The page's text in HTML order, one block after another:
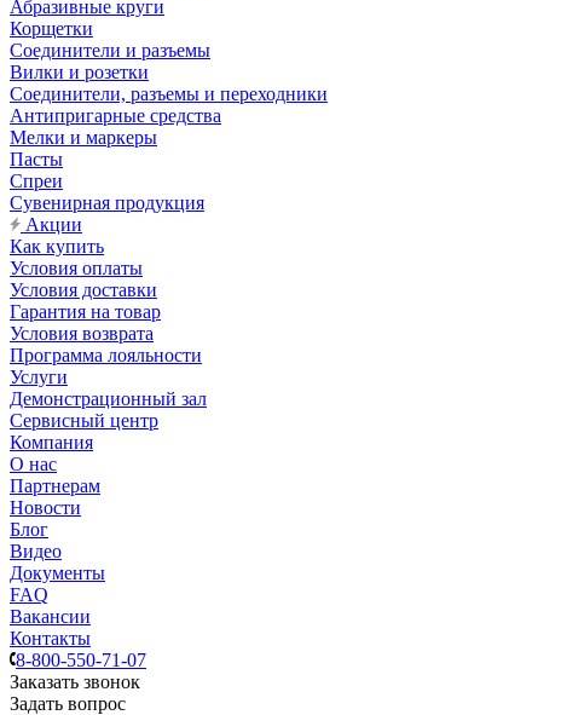
Абразивные круги
Корщетки
Соединители и разъемы
Вилки и розетки
Соединители, разъемы и переходники
Антипригарные средства
Мелки и маркеры
Пасты
Спреи
Сувенирная продукция
Акции
Как купить
Условия оплаты
Условия доставки
Гарантия на товар
Условия возврата
Программа лояльности
Услуги
Демонстрационный зал
Сервисный центр
Компания
О нас
Партнерам
Новости
Блог
Видео
Документы
FAQ
Вакансии
Контакты
8-800-550-71-07
Заказать звонок
Задать вопрос